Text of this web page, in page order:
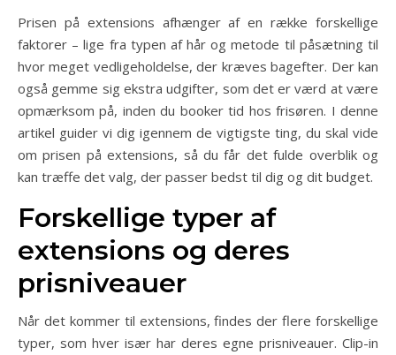
Prisen på extensions afhænger af en række forskellige
faktorer – lige fra typen af hår og metode til påsætning til
hvor meget vedligeholdelse, der kræves bagefter. Der kan
også gemme sig ekstra udgifter, som det er værd at være
opmærksom på, inden du booker tid hos frisøren. I denne
artikel guider vi dig igennem de vigtigste ting, du skal vide
om prisen på extensions, så du får det fulde overblik og
kan træffe det valg, der passer bedst til dig og dit budget.
Forskellige typer af
extensions og deres
prisniveauer
Når det kommer til extensions, findes der flere forskellige
typer, som hver især har deres egne prisniveauer. Clip-in